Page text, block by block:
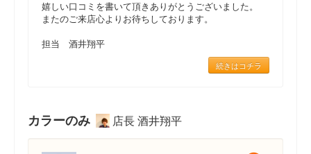
嬉しい口コミを書いて頂きありがとうございました。
またのご来店心よりお待ちしております。
担当 酒井翔平
続きはコチラ
カラーのみ 店長 酒井翔平